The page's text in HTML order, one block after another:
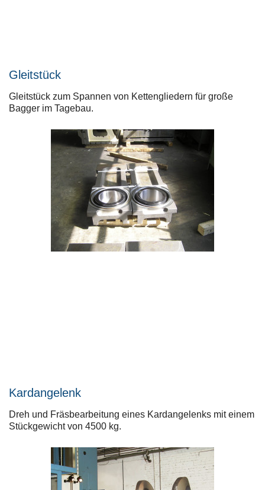
Gleitstück
Gleitstück zum Spannen von Kettengliedern für große
Bagger im Tagebau.
Kardangelenk
Dreh und Fräsbearbeitung eines Kardangelenks mit einem
Stückgewicht von 4500 kg.